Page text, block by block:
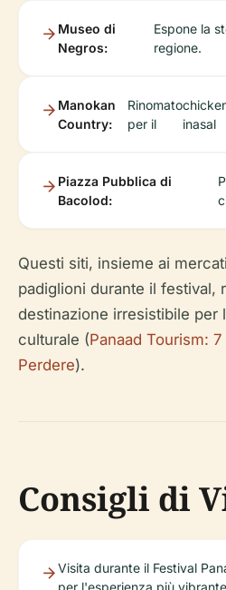
Museo di
Negros:
Espone la
regione.
Manokan
Country:
Rinomato
per il
inasal
Piazza Pubblica di
Bacolod:
Questi siti, insieme ai
padiglioni durante il festival,
destinazione irresistibile per
culturale (Panaad Tourism:
Perdere).
Consigli di
Visita durante il Festival
per l'esperienza più